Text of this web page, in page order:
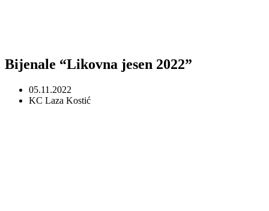
Bijenale “Likovna jesen 2022”
05.11.2022
KC Laza Kostić